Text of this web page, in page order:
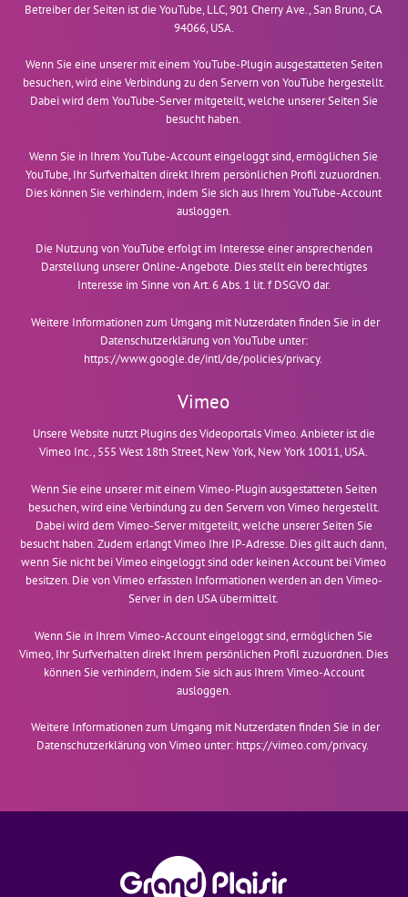
Betreiber der Seiten ist die YouTube, LLC, 901 Cherry Ave., San Bruno, CA
94066, USA.
Wenn Sie eine unserer mit einem YouTube-Plugin ausgestatteten Seiten
besuchen, wird eine Verbindung zu den Servern von YouTube hergestellt.
Dabei wird dem YouTube-Server mitgeteilt, welche unserer Seiten Sie
besucht haben.
Wenn Sie in Ihrem YouTube-Account eingeloggt sind, ermöglichen Sie
YouTube, Ihr Surfverhalten direkt Ihrem persönlichen Profil zuzuordnen.
Dies können Sie verhindern, indem Sie sich aus Ihrem YouTube-Account
ausloggen.
Die Nutzung von YouTube erfolgt im Interesse einer ansprechenden
Darstellung unserer Online-Angebote. Dies stellt ein berechtigtes
Interesse im Sinne von Art. 6 Abs. 1 lit. f DSGVO dar.
Weitere Informationen zum Umgang mit Nutzerdaten finden Sie in der
Datenschutzerklärung von YouTube unter:
https://www.google.de/intl/de/policies/privacy.
Vimeo
Unsere Website nutzt Plugins des Videoportals Vimeo. Anbieter ist die
Vimeo Inc., 555 West 18th Street, New York, New York 10011, USA.
Wenn Sie eine unserer mit einem Vimeo-Plugin ausgestatteten Seiten
besuchen, wird eine Verbindung zu den Servern von Vimeo hergestellt.
Dabei wird dem Vimeo-Server mitgeteilt, welche unserer Seiten Sie
besucht haben. Zudem erlangt Vimeo Ihre IP-Adresse. Dies gilt auch dann,
wenn Sie nicht bei Vimeo eingeloggt sind oder keinen Account bei Vimeo
besitzen. Die von Vimeo erfassten Informationen werden an den Vimeo-
Server in den USA übermittelt.
Wenn Sie in Ihrem Vimeo-Account eingeloggt sind, ermöglichen Sie
Vimeo, Ihr Surfverhalten direkt Ihrem persönlichen Profil zuzuordnen. Dies
können Sie verhindern, indem Sie sich aus Ihrem Vimeo-Account
ausloggen.
Weitere Informationen zum Umgang mit Nutzerdaten finden Sie in der
Datenschutzerklärung von Vimeo unter: https://vimeo.com/privacy.